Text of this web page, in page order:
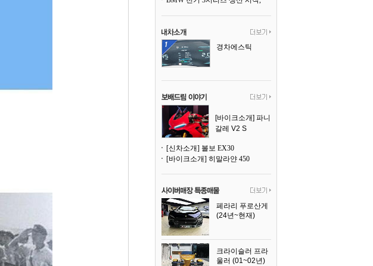
경차에스틱
[바이크소개] 파니
갈레 V2 S
[신차소개] 볼보 EX30
[바이크소개] 히말라얀 450
페라리 푸로산게
(24년~현재)
크라이슬러 프라
울러 (01~02년)